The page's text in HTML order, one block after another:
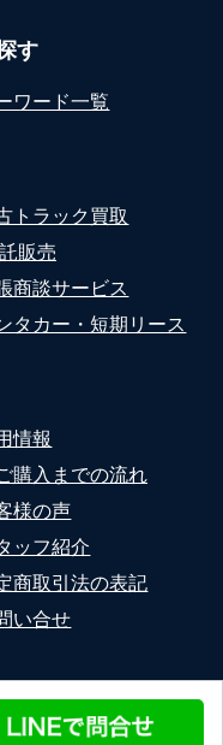
す
ワード一覧
トラック買取
販売
商談サービス
タカー・短期リース
情報
購入までの流れ
様の声
ッフ紹介
商取引法の表記
い合せ